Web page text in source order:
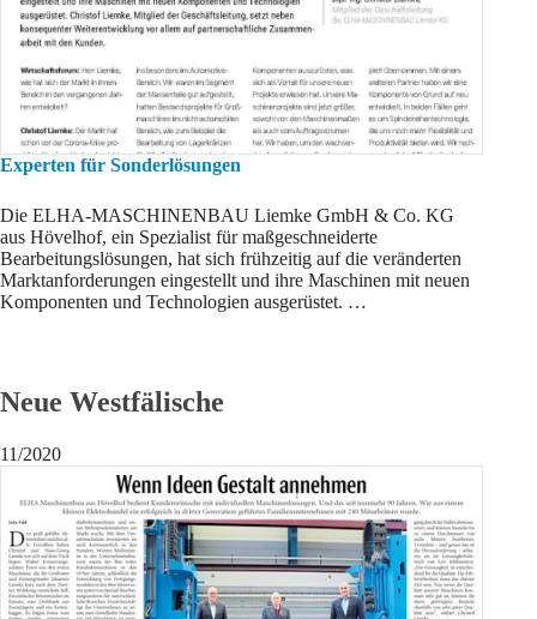
Experten für Sonderlösungen
Die ELHA-MASCHINENBAU Liemke GmbH & Co. KG
aus Hövelhof, ein Spezialist für maßgeschneiderte
Bearbeitungslösungen, hat sich frühzeitig auf die veränderten
Marktanforderungen eingestellt und ihre Maschinen mit neuen
Komponenten und Technologien ausgerüstet. …
Neue Westfälische
11/2020